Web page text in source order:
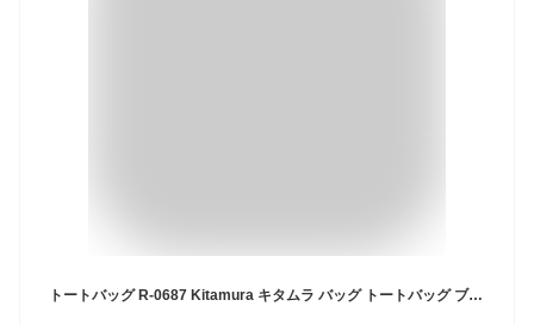
トートバッグ R-0687 Kitamura キタムラ バッグ トートバッグ ブラック ネイビー ベージュ【先行予約】*【送料無料】[Rakuten Fashion]